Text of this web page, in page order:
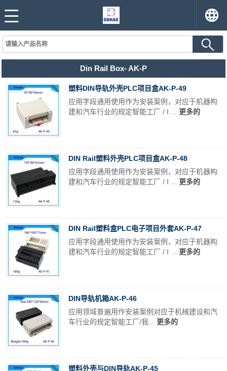
Din Rail Box- AK-P
塑料DIN导轨外壳PLC项目盒AK-P-49
应用字段通用使用作为安装案例，对应于机器构
建和汽车行业的规定智能工厂 / I ... 更多的
DIN Rail塑料外壳PLC项目盒AK-P-48
应用字段通用使用作为安装案例，对应于机器构
建和汽车行业的规定智能工厂 / I ... 更多的
DIN Rail塑料盒PLC电子项目外套AK-P-47
应用字段通用使用作为安装案例，对应于机器构
建和汽车行业的规定智能工厂 / I ... 更多的
DIN导轨机箱AK-P-46
应用领域普遍用作安装案例对应于机械建设和汽
车行业的规定智能工厂/我... 更多的
塑料外壳与DIN导轨AK-P-45